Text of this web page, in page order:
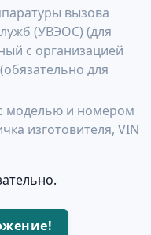
вызова
(УВЭОС) (для
с организацией
для
моделью и номером
изготовителя, VIN